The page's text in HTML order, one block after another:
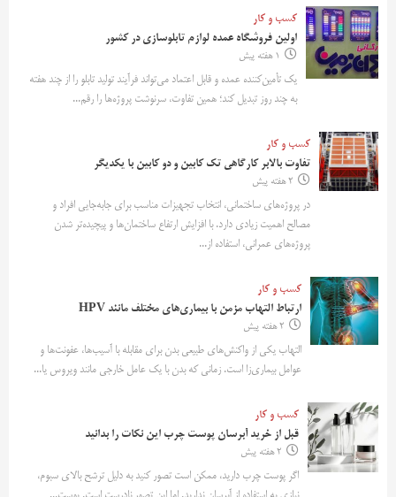
کسب و کار
اولین فروشگاه عمده لوازم تابلوسازی در کشور
1 هفته پیش
یک تأمین‌کننده عمده و قابل اعتماد می‌تواند فرآیند تولید تابلو را از چند هفته
به چند روز تبدیل کند؛ همین تفاوت، سرنوشت پروژه‌ها را رقم...
کسب و کار
تفاوت بالابر کارگاهی تک کابین و دو کابین با یکدیگر
2 هفته پیش
در پروژه‌های ساختمانی، انتخاب تجهیزات مناسب برای جابه‌جایی افراد و
مصالح اهمیت زیادی دارد. با افزایش ارتفاع ساختمان‌ها و پیچیده‌تر شدن
پروژه‌های عمرانی، استفاده از...
کسب و کار
ارتباط التهاب مزمن با بیماری‌های مختلف مانند HPV
2 هفته پیش
التهاب یکی از واکنش‌های طبیعی بدن برای مقابله با آسیب‌ها، عفونت‌ها و
عوامل بیماری‌زا است. زمانی که بدن با یک عامل خارجی مانند ویروس یا...
کسب و کار
قبل از خرید آبرسان پوست چرب این نکات را بدانید
2 هفته پیش
اگر پوست چرب دارید، ممکن است تصور کنید به دلیل ترشح بالای سبوم،